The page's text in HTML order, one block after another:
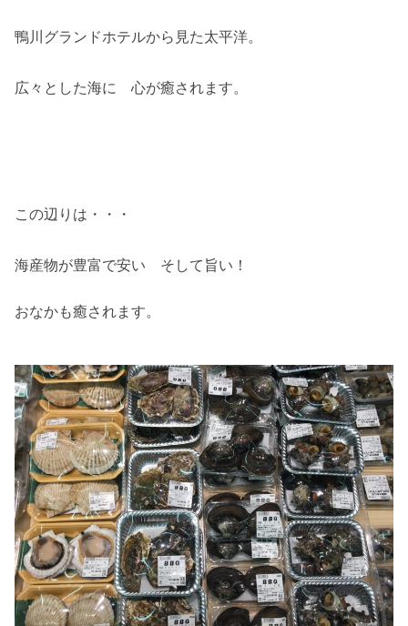
鴨川グランドホテルから見た太平洋。
広々とした海に 心が癒されます。
この辺りは・・・
海産物が豊富で安い そして旨い！
おなかも癒されます。